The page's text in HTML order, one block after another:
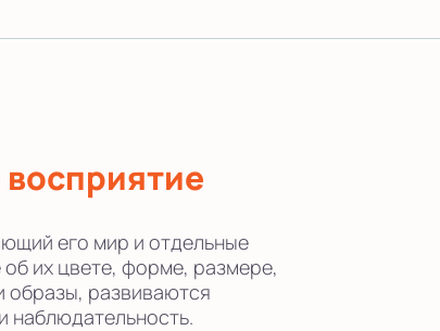
его мир и отдельные
их цвете, форме, размере,
образы, развиваются
наблюдательность.